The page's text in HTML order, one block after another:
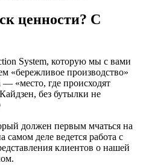
ценности? С
System, которую мы с вами
«бережливое производство»
— «место, где происходят
без бутылки не
должен первым мчаться на
самом деле ведется работа с
клиентов о нашей